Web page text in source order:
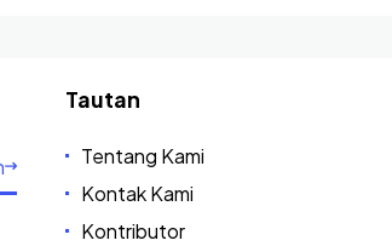
Tautan
Tentang Kami
Kontak Kami
Kontributor